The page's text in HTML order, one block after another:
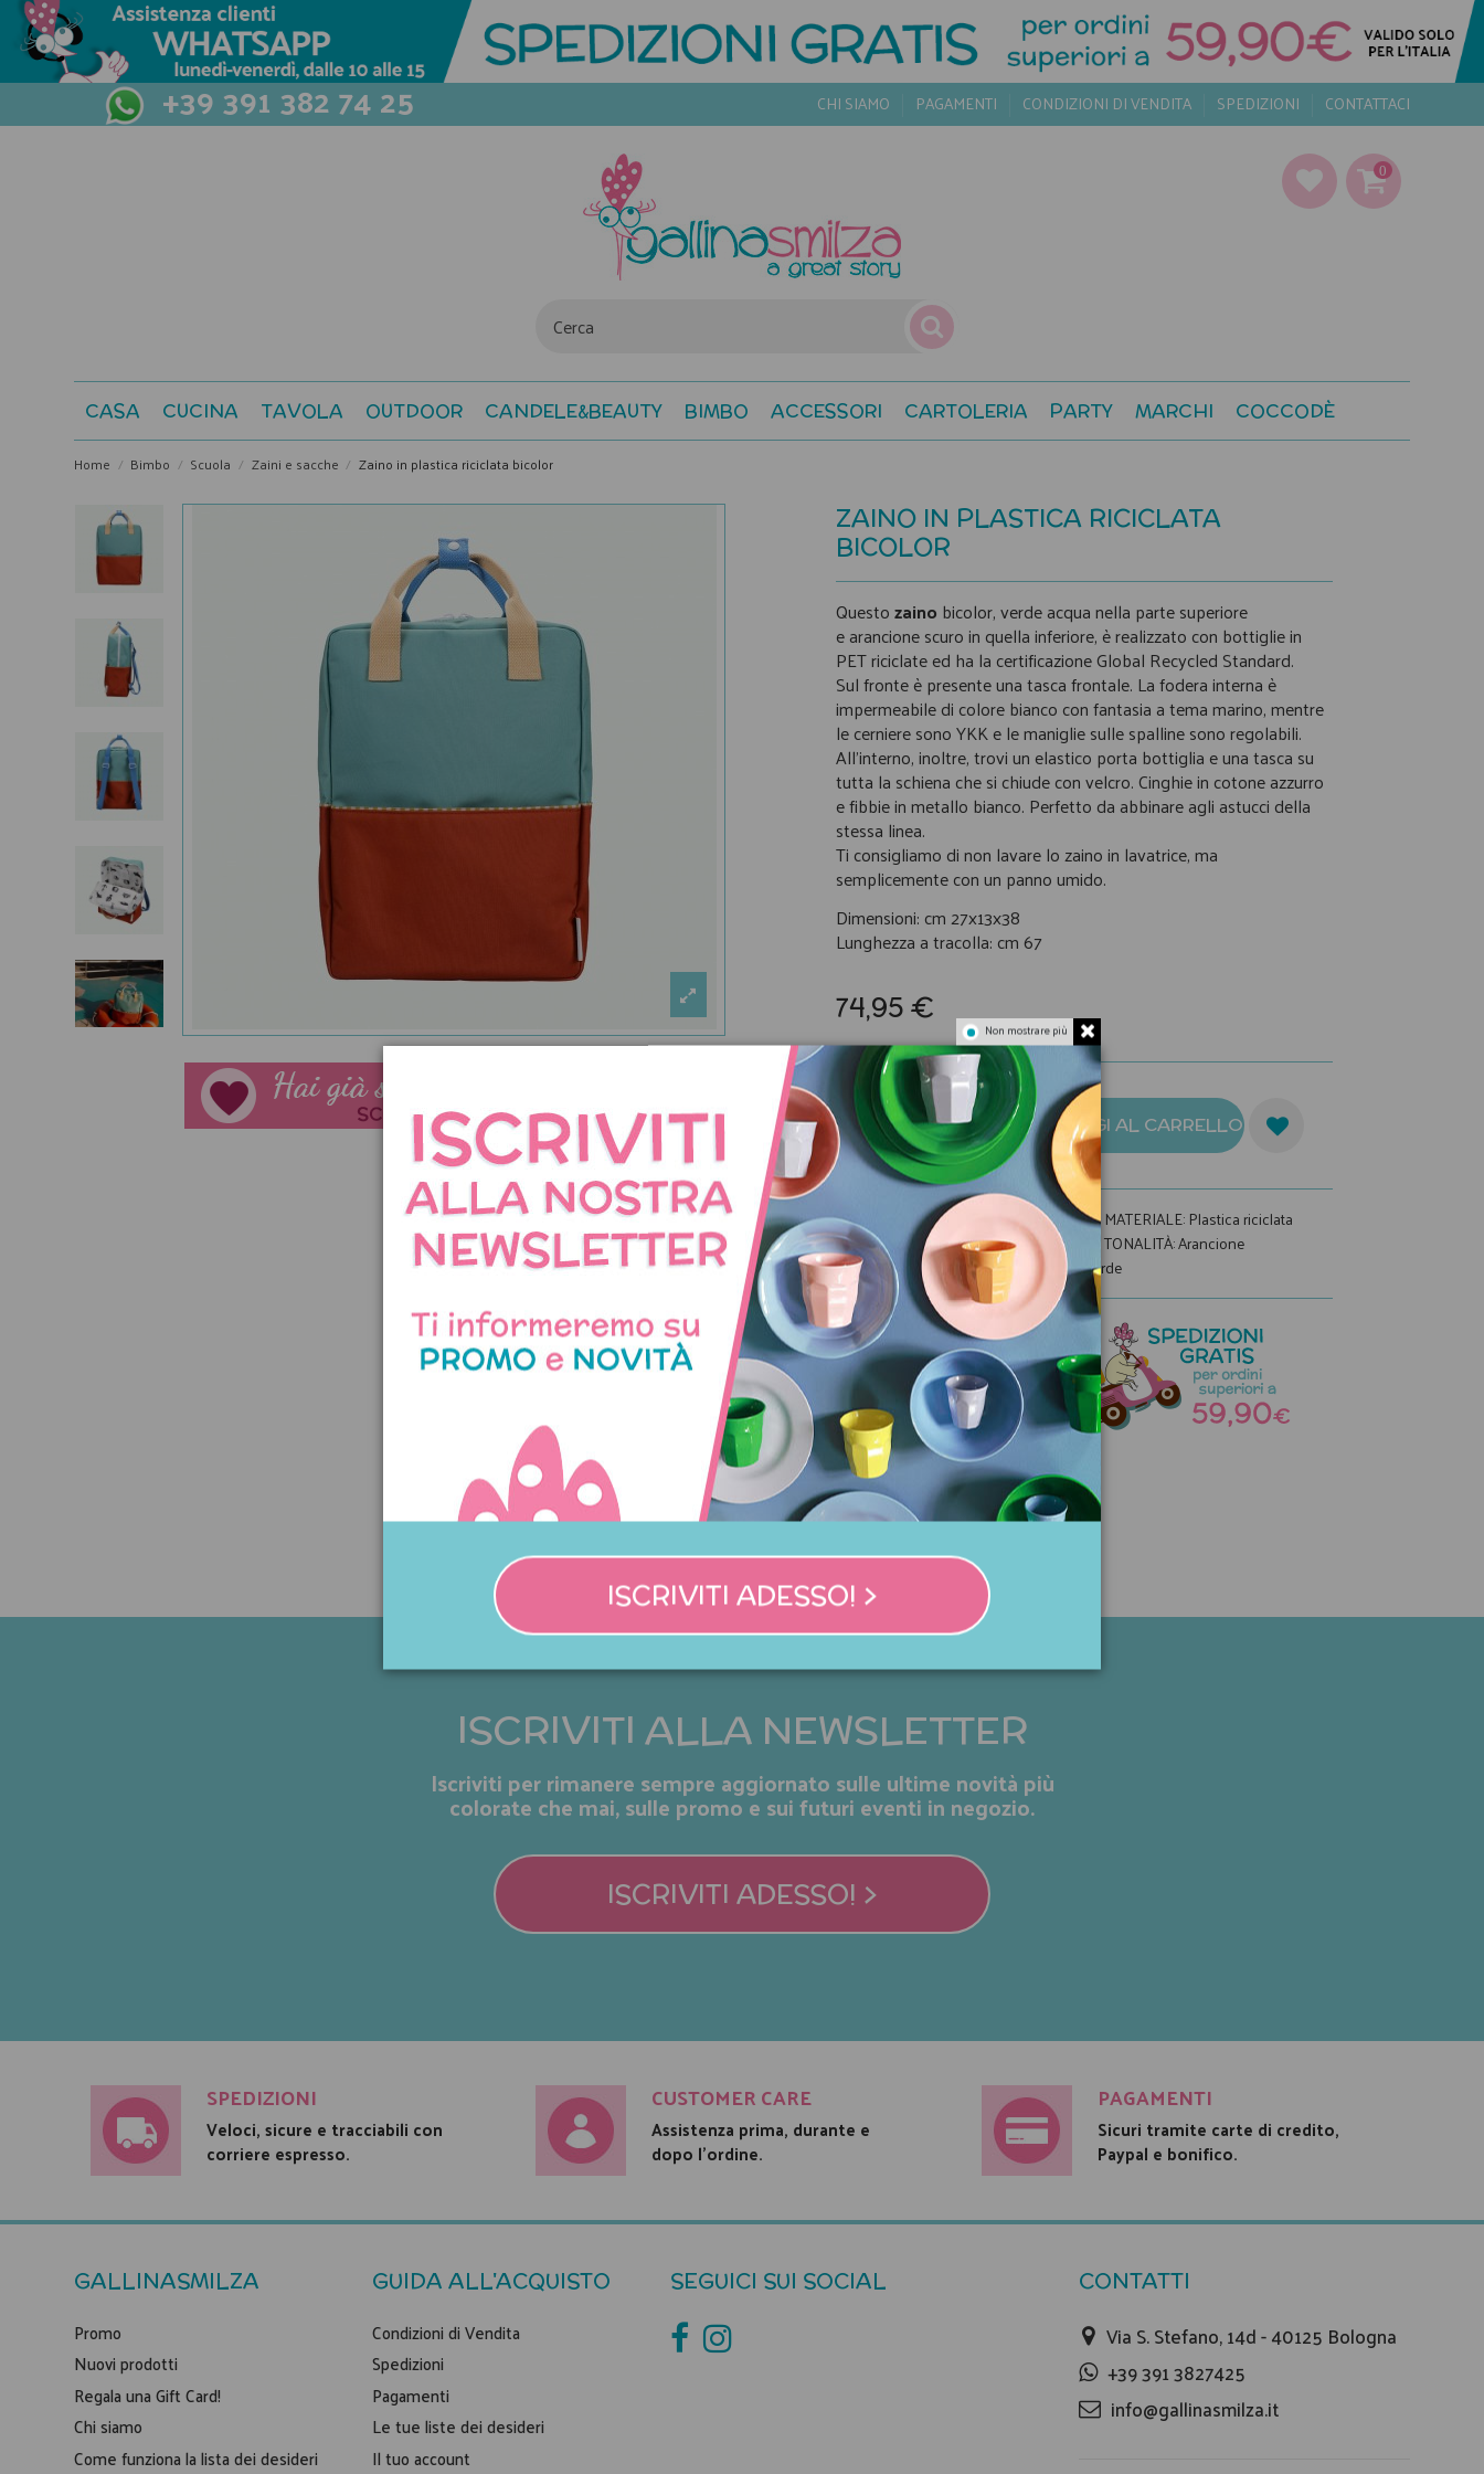
+39 391 382 74 25 CHI SIAMO PAGAMENTI CONDIZIONI DI VENDITA SPEDIZIONI CONTATTACI
0
CASA CUCINA TAVOLA OUTDOOR CANDELE&BEAUTY BIMBO ACCESSORI CARTOLERIA PARTY MARCHI COCCODÈ
Home Bimbo Scuola Zaini e sacche Zaino in plastica riciclata bicolor
ZAINO IN PLASTICA RICICLATA
BICOLOR
Questozaino bicolor, verde acqua nella parte superiore
e arancione scuro in quella inferiore, è realizzato con bottiglie in
PET riciclate ed ha la certificazione Global Recycled Standard.
Sul fronte è presente una tasca frontale. La fodera interna è
impermeabile di colore bianco con fantasia a tema marino, mentre
le cerniere sono YKK e le maniglie sulle spalline sono regolabili.
All'interno, inoltre, trovi un elastico porta bottiglia e una tasca su
tutta la schiena che si chiude con velcro. Cinghie in cotone azzurro
e fibbie in metallo bianco. Perfetto da abbinare agli astucci della
stessa linea.
Ti consigliamo di non lavare lo zaino in lavatrice, ma
semplicemente con un panno umido.
Dimensioni: cm 27x13x38
Lunghezza a tracolla: cm 67
74,95 €
AGGIUNGI AL CARRELLO
RIFERIMENTO: 1802275 MATERIALE: Plastica riciclata
MARCA:Sticky Lemon TONALITÀ:Arancione
Verde
Pagamenti
Spedizioni
Condizioni di vendita
ISCRIVITI ALLA NEWSLETTER
Iscriviti per rimanere sempre aggiornato sulle ultime novità più
colorate che mai, sulle promo e sui futuri eventi in negozio.
ISCRIVITI ADESSO! >
SPEDIZIONI
Veloci, sicure e tracciabili con
corriere espresso.
CUSTOMER CARE
Assistenza prima, durante e
dopo l'ordine.
PAGAMENTI
Sicuri tramite carte di credito,
Paypal e bonifico.
GALLINASMILZA
Promo
Nuovi prodotti
Regala una Gift Card!
Chi siamo
Come funziona la lista dei desideri
GUIDA ALL'ACQUISTO
Condizioni di Vendita
Spedizioni
Pagamenti
Le tue liste dei desideri
Il tuo account
SEGUICI SUI SOCIAL CONTATTI
Via S. Stefano, 14d - 40125 Bologna
+39 391 3827425
info@gallinasmilza.it
Non mostrare più
ISCRIVITI ADESSO! >